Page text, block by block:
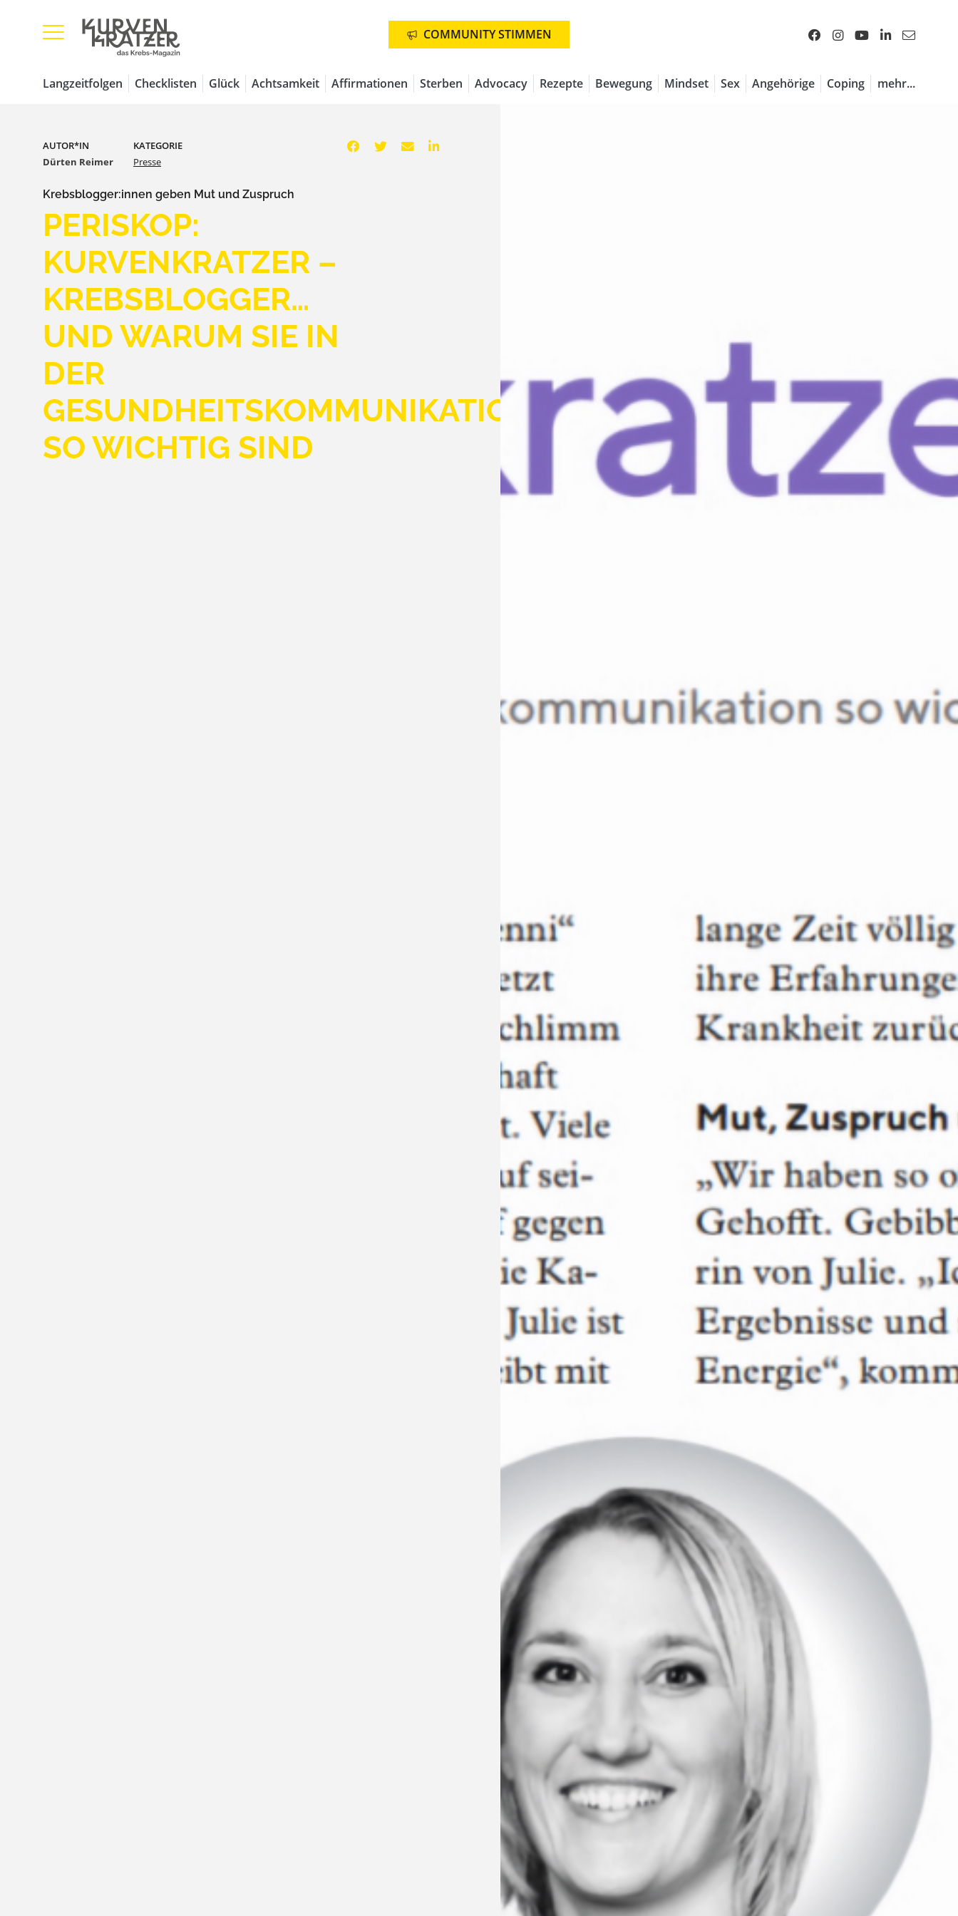
COMMUNITY STIMMEN
Langzeitfolgen Checklisten Glück Achtsamkeit Affirmationen Sterben Advocacy Rezepte Bewegung Mindset Sex Angehörige Coping mehr...
AUTOR*IN
Dürten Reimer
KATEGORIE
Presse
Krebsblogger:innen geben Mut und Zuspruch
PERISKOP:
KURVENKRATZER –
KREBSBLOGGER…
UND WARUM SIE IN
DER
GESUNDHEITSKOMMUNIKATION
SO WICHTIG SIND